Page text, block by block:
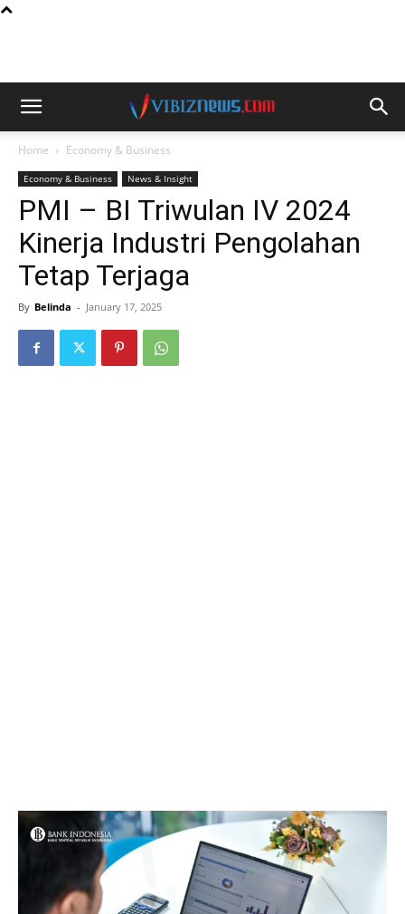
Home Economy & Business
Economy & Business News & Insight
PMI – BI Triwulan IV 2024
Kinerja Industri Pengolahan
Tetap Terjaga
By Belinda - January 17, 2025